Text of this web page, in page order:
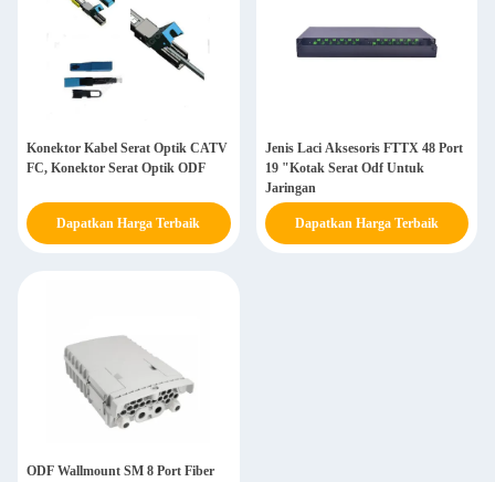
Konektor Kabel Serat Optik CATV
FC, Konektor Serat Optik ODF
Dapatkan Harga Terbaik
Jenis Laci Aksesoris FTTX 48 Port
19 "Kotak Serat Odf Untuk
Jaringan
Dapatkan Harga Terbaik
ODF Wallmount SM 8 Port Fiber